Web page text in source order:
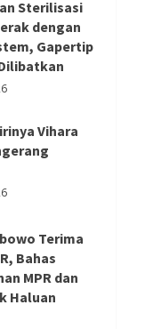
Pokok
Sterilisasi
dengan
Gapertip
Vihara
Terima
Bahas
MPR dan
Haluan